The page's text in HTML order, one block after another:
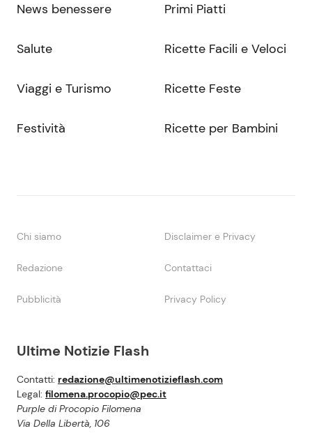
Ultime Notizie Flash
Contatti: redazione@ultimenotizieflash.com
Legal: filomena.procopio@pec.it
Purple di Procopio Filomena
Via Della Libertà, 106
News benessere
Salute
Viaggi e Turismo
Festività
Primi Piatti
Ricette Facili e Veloci
Ricette Feste
Ricette per Bambini
Chi siamo Disclaimer e Privacy
Redazione Contattaci
Pubblicità Privacy Policy